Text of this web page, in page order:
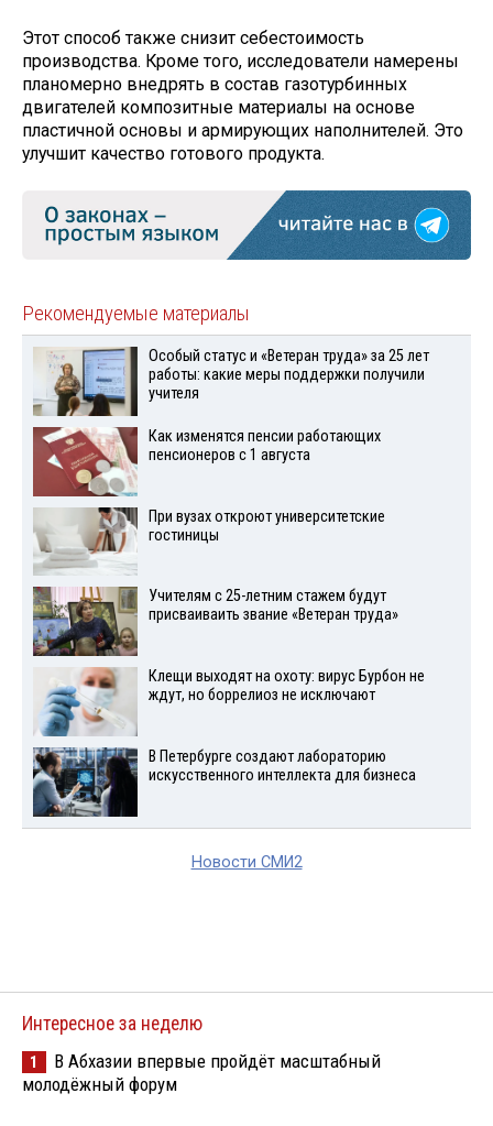
Этот способ также снизит себестоимость
производства. Кроме того, исследователи намерены
планомерно внедрять в состав газотурбинных
двигателей композитные материалы на основе
пластичной основы и армирующих наполнителей. Это
улучшит качество готового продукта.
Рекомендуемые материалы
Особый статус и «Ветеран труда» за 25 лет
работы: какие меры поддержки получили
учителя
Как изменятся пенсии работающих
пенсионеров с 1 августа
При вузах откроют университетские
гостиницы
Учителям с 25-летним стажем будут
присваиваить звание «Ветеран труда»
Клещи выходят на охоту: вирус Бурбон не
ждут, но боррелиоз не исключают
В Петербурге создают лабораторию
искусственного интеллекта для бизнеса
Новости СМИ2
Интересное за неделю
1
В Абхазии впервые пройдёт масштабный
молодёжный форум